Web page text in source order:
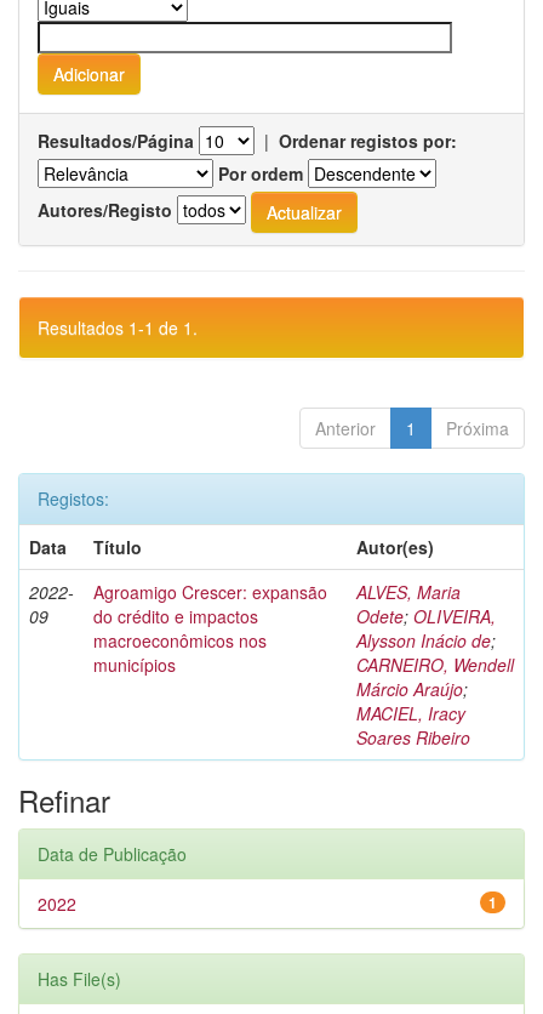
Resultados/Página | Ordenar registos por:
Por ordem
Autores/Registo
Resultados 1-1 de 1.
Anterior 1 Próxima
Registos:
Data
Título
Autor(es)
2022-
09
Agroamigo Crescer: expansão
do crédito e impactos
macroeconômicos nos
municípios
ALVES, Maria
Odete; OLIVEIRA,
Alysson Inácio de;
CARNEIRO, Wendell
Márcio Araújo;
MACIEL, Iracy
Soares Ribeiro
Refinar
Data de Publicação
1
2022
Has File(s)